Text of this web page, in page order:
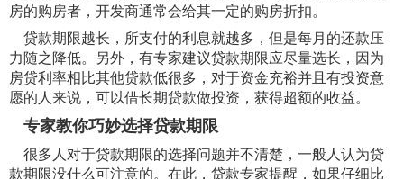
房的购房者，开发商通常会给其一定的购房折扣。
贷款期限越长，所支付的利息就越多，但是每月的还款压
力随之降低。另外，有专家建议贷款期限应尽量选长，因为
房贷利率相比其他贷款低很多，对于资金充裕并且有投资意
愿的人来说，可以借长期贷款做投资，获得超额的收益。
专家教你巧妙选择贷款期限
很多人对于贷款期限的选择问题并不清楚，一般人认为贷
款期限没什么可注意的。在此，贷款专家提醒，如果仔细比